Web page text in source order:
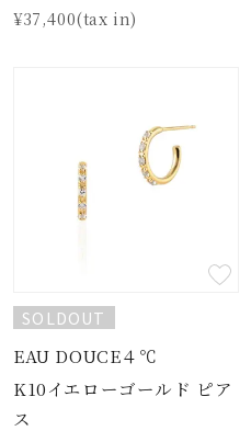
¥37,400(tax in)
SOLDOUT
EAU DOUCE４℃
K10イエローゴールド ピア
ス